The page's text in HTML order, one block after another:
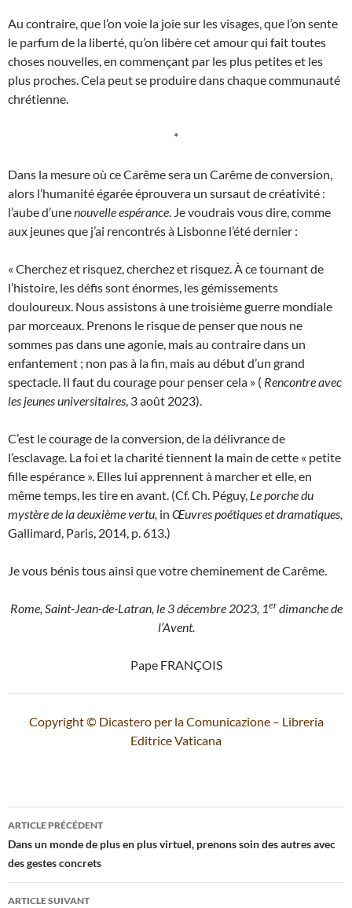
Au contraire, que l’on voie la joie sur les visages, que l’on sente
le parfum de la liberté, qu’on libère cet amour qui fait toutes
choses nouvelles, en commençant par les plus petites et les
plus proches. Cela peut se produire dans chaque communauté
chrétienne.
*
Dans la mesure où ce Carême sera un Carême de conversion,
alors l’humanité égarée éprouvera un sursaut de créativité :
l’aube d’unenouvelle espérance. Je voudrais vous dire, comme
aux jeunes que j’ai rencontrés à Lisbonne l’été dernier :
« Cherchez et risquez, cherchez et risquez. À ce tournant de
l’histoire, les défis sont énormes, les gémissements
douloureux. Nous assistons à une troisième guerre mondiale
par morceaux. Prenons le risque de penser que nous ne
sommes pas dans une agonie, mais au contraire dans un
enfantement ; non pas à la fin, mais au début d’un grand
spectacle. Il faut du courage pour penser cela » ( Rencontre avec
les jeunes universitaires, 3 août 2023).
C’est le courage de la conversion, de la délivrance de
l’esclavage. La foi et la charité tiennent la main de cette « petite
fille espérance ». Elles lui apprennent à marcher et elle, en
même temps, les tire en avant. (Cf. Ch. Péguy, Le porche du
mystère de la deuxième vertu, in Œuvres poétiques et dramatiques,
Gallimard, Paris, 2014, p. 613.)
Je vous bénis tous ainsi que votre cheminement de Carême.
Rome, Saint-Jean-de-Latran, le 3 décembre 2023, 1erdimanche de
l’Avent.
Pape FRANÇOIS
Copyright © Dicastero per la Comunicazione – Libreria
Editrice Vaticana
Navigation
des
articles
ARTICLE PRÉCÉDENT
Dans un monde de plus en plus virtuel, prenons soin des autres avec
des gestes concrets
ARTICLE SUIVANT